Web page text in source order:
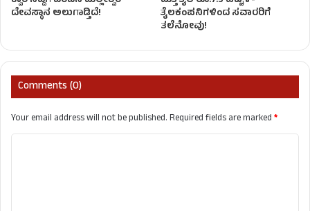
ದೇವಸ್ಥಾನ ಅಲುಗಾಡ್ತಿದೆ!
ತೈಲಕಂಪನಿಗಳಿಂದ ಸವಾರರಿಗೆ
ತಲೆನೋವು!
Comments (0)
Your email address will not be published.Required fields are marked*